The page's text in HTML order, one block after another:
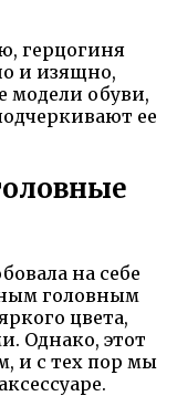
герцогиня
и изящно,
модели обуви,
ее
на себе
головным
цвета,
Однако, этот
и с тех пор мы